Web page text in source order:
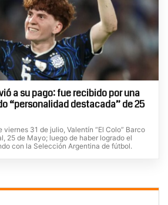
a su pago: fue recibido por una
“personalidad destacada” de 25
viernes 31 de julio, Valentín “El Colo” Barco
25 de Mayo; luego de haber logrado el
con la Selección Argentina de fútbol.